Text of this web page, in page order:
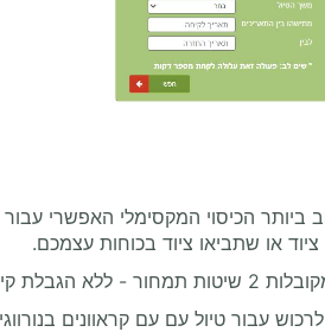
ביותר הכיסוי המקסימלי האפשרי עבור
או שתביאו ציוד בכוחות עצמכם.
קבועה מראש.
עבור טיול עם עם קראוונים